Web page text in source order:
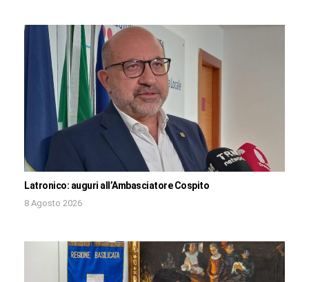
Latronico: auguri all’Ambasciatore Cospito
8 Agosto 2026